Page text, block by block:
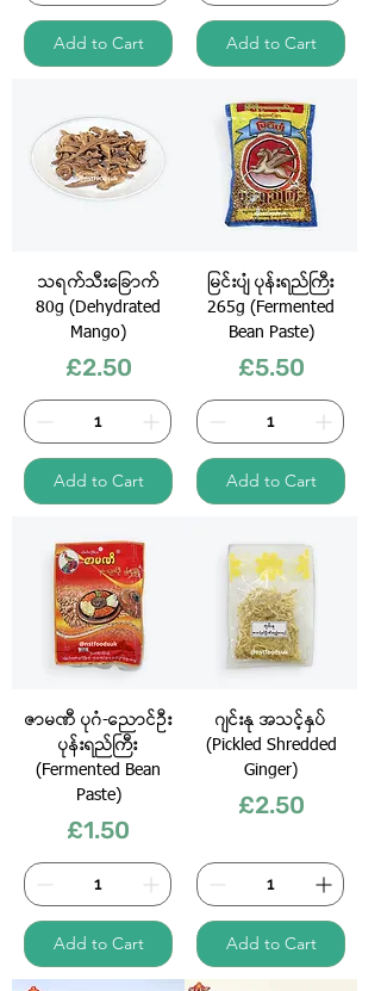
Add to Cart Add to Cart
သရက်သီးခြောက်
80g (Dehydrated
Mango)
Price
£2.50
Add to Cart
မြင်းပျံ ပုန်းရည်ကြီး
265g (Fermented
Bean Paste)
Price
£5.50
Add to Cart
ဇာမဏီ ပုဂံ-ညောင်ဦး
ပုန်းရည်ကြီး
(Fermented Bean
Paste)
Price
£1.50
Add to Cart
ဂျင်းနု အသင့်နှပ်
(Pickled Shredded
Ginger)
Price
£2.50
Add to Cart